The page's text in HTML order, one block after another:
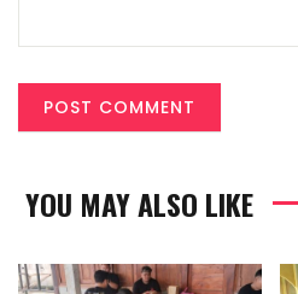
YOU MAY ALSO LIKE